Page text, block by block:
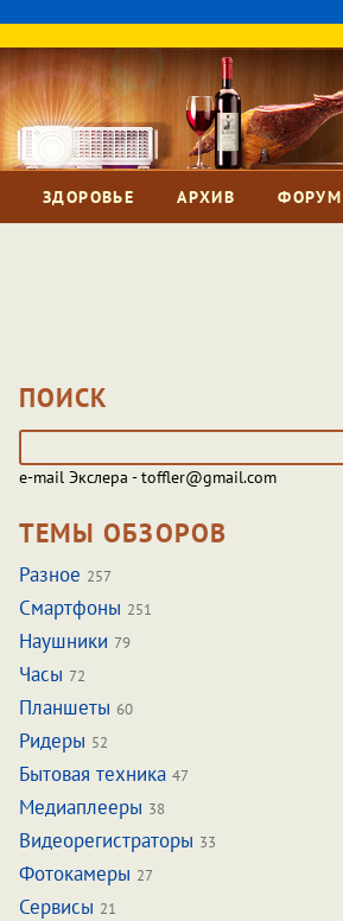
ЗДОРОВЬЕ АРХИВ ФОРУМ
ПОИСК
e-mail Экслера - toffler@gmail.com
ТЕМЫ ОБЗОРОВ
Разное 257
Смартфоны 251
Наушники 79
Часы 72
Планшеты 60
Ридеры 52
Бытовая техника 47
Медиаплееры 38
Видеорегистраторы 33
Фотокамеры 27
Сервисы 21